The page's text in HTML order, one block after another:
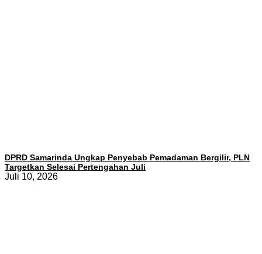
DPRD Samarinda Ungkap Penyebab Pemadaman Bergilir, PLN
Targetkan Selesai Pertengahan Juli
Juli 10, 2026